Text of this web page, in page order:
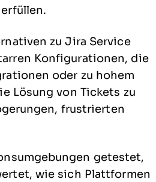
zu Jira Service
Konfigurationen, die
oder zu hohem
Lösung von Tickets zu
frustrierten
getestet,
wie sich Plattformen